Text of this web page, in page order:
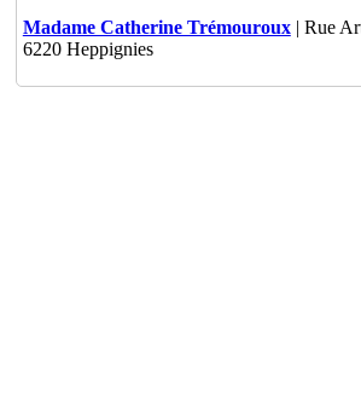
Madame Catherine Trémouroux| Rue
6220 Heppignies